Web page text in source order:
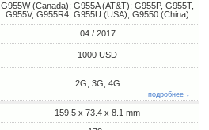
G955W (Canada); G955A (AT&T); G955P, G955T,
G955V, G955R4, G955U (USA); G9550 (China)
04 / 2017
1000 USD
2G, 3G, 4G
подробнее ↓
159.5 x 73.4 x 8.1 mm